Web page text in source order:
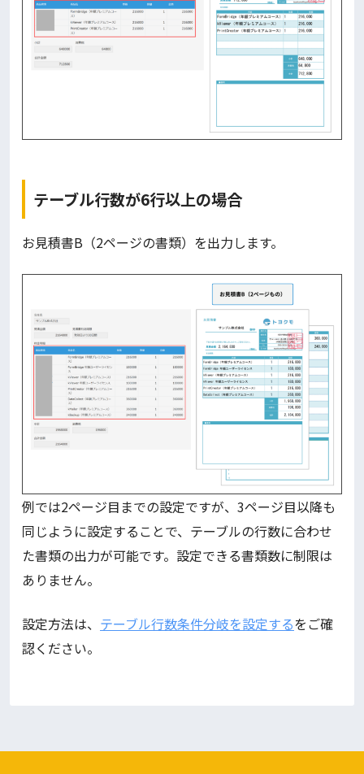
テーブル行数が6行以上の場合
お見積書B（2ページの書類）を出力します。
例では2ページ目までの設定ですが、3ページ目以降も
同じように設定することで、テーブルの行数に合わせ
た書類の出力が可能です。設定できる書類数に制限は
ありません。
設定方法は、 テーブル行数条件分岐を設定するをご確
認ください。